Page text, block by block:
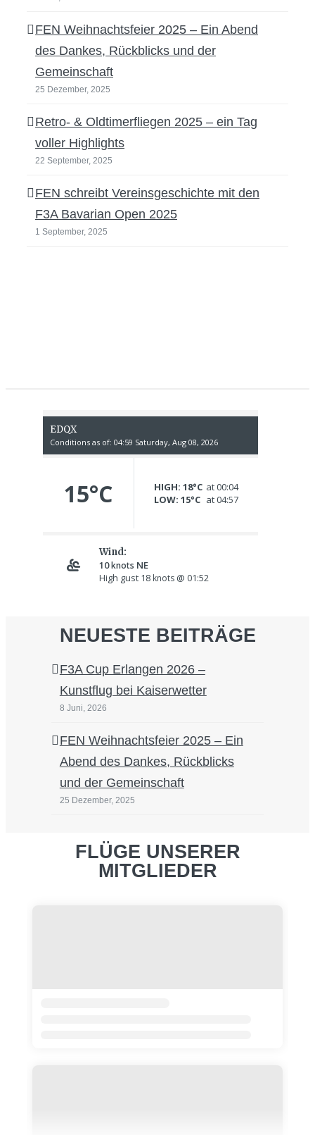
FEN Weihnachtsfeier 2025 – Ein Abend
des Dankes, Rückblicks und der
Gemeinschaft
25 Dezember, 2025
Retro- & Oldtimerfliegen 2025 – ein Tag
voller Highlights
22 September, 2025
FEN schreibt Vereinsgeschichte mit den
F3A Bavarian Open 2025
1 September, 2025
NEUESTE BEITRÄGE
F3A Cup Erlangen 2026 –
Kunstflug bei Kaiserwetter
8 Juni, 2026
FEN Weihnachtsfeier 2025 – Ein
Abend des Dankes, Rückblicks
und der Gemeinschaft
25 Dezember, 2025
FLÜGE UNSERER
MITGLIEDER